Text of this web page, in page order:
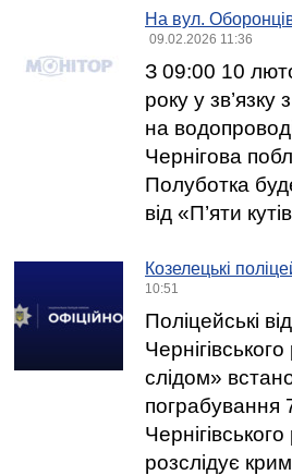
На вул.
09.02.2026 11:36
З 09:00 10
року у
на
Чернігова
Полуботка
від «П’яти
Козелецькі
10:51
Поліцейські
слідом»
пограбування
розслідує